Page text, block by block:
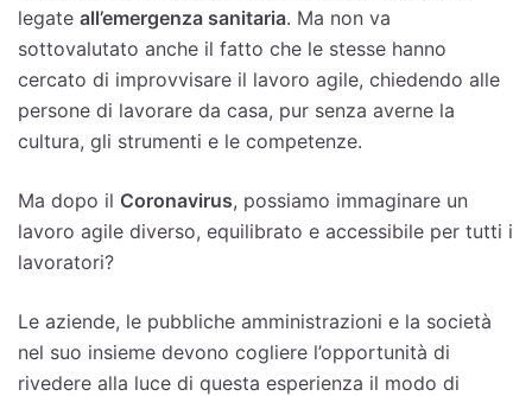
legate all’emergenza sanitaria. Ma non va
sottovalutato anche il fatto che le stesse hanno
cercato di improvvisare il lavoro agile, chiedendo alle
persone di lavorare da casa, pur senza averne la
cultura, gli strumenti e le competenze.
Ma dopo il Coronavirus, possiamo immaginare un
lavoro agile diverso, equilibrato e accessibile per tutti i
lavoratori?
Le aziende, le pubbliche amministrazioni e la società
nel suo insieme devono cogliere l’opportunità di
rivedere alla luce di questa esperienza il modo di